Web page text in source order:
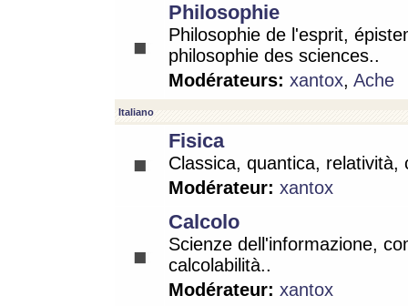
Philosophie
Philosophie de l'esprit,
philosophie des sciences..
Modérateurs: xantox, Ache
Italiano
Fisica
Classica, quantica, relatività,
Modérateur: xantox
Calcolo
Scienze dell'informazione,
calcolabilità..
Modérateur: xantox